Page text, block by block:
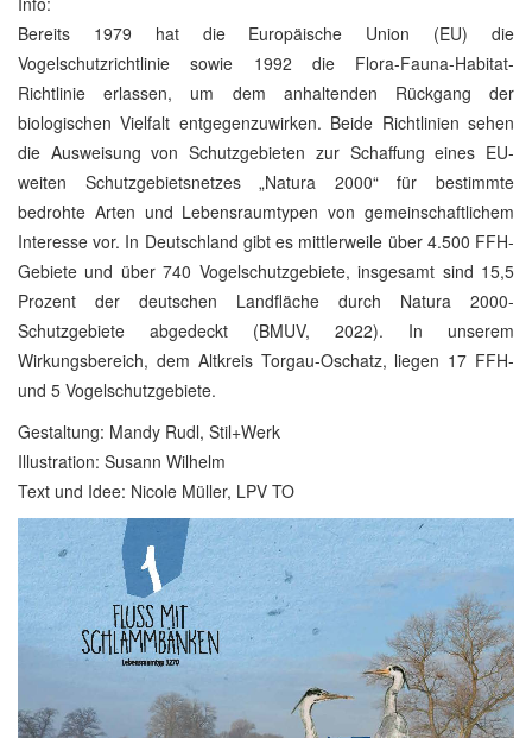
Bereits 1979 hat die Europäische Union (EU) die
Vogelschutzrichtlinie sowie 1992 die Flora-Fauna-Habitat-
Richtlinie erlassen, um dem anhaltenden Rückgang der
biologischen Vielfalt entgegenzuwirken. Beide Richtlinien sehen
die Ausweisung von Schutzgebieten zur Schaffung eines EU-
weiten Schutzgebietsnetzes „Natura 2000“ für bestimmte
bedrohte Arten und Lebensraumtypen von gemeinschaftlichem
Interesse vor. In Deutschland gibt es mittlerweile über 4.500 FFH-
Gebiete und über 740 Vogelschutzgebiete, insgesamt sind 15,5
Prozent der deutschen Landfläche durch Natura 2000-
Schutzgebiete abgedeckt (BMUV, 2022). In unserem
Wirkungsbereich, dem Altkreis Torgau-Oschatz, liegen 17 FFH-
und 5 Vogelschutzgebiete.
Gestaltung: Mandy Rudl, Stil+Werk
Illustration: Susann Wilhelm
Text und Idee: Nicole Müller, LPV TO